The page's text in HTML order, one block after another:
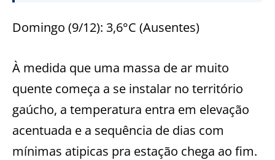
Domingo (9/12): 3,6°C (Ausentes)
À medida que uma massa de ar muito
quente começa a se instalar no território
gaúcho, a temperatura entra em elevação
acentuada e a sequência de dias com
mínimas atipicas pra estação chega ao fim.